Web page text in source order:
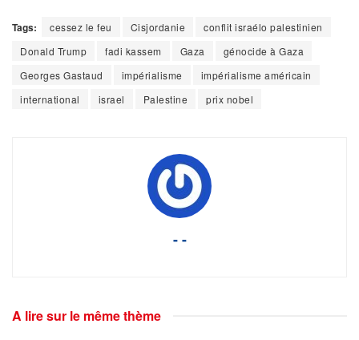
Tags: cessez le feu Cisjordanie
conflit israélo palestinien
Donald Trump
fadi kassem Gaza
génocide à Gaza
Georges Gastaud
impérialisme
impérialisme américain
international
israel Palestine prix nobel
- -
A lire sur le même thème